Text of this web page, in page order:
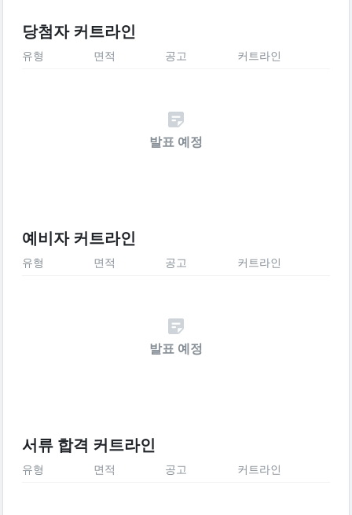
당첨자 커트라인
유형 면적 공고 커트라인
발표 예정
예비자 커트라인
유형 면적 공고 커트라인
발표 예정
서류 합격 커트라인
유형 면적 공고 커트라인